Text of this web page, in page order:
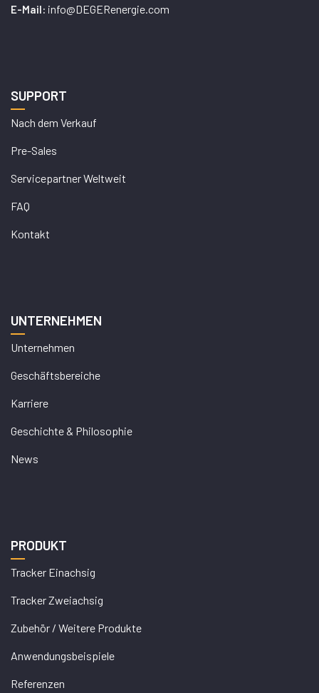
E-Mail: info@DEGERenergie.com
SUPPORT
Nach dem Verkauf
Pre-Sales
Servicepartner Weltweit
FAQ
Kontakt
UNTERNEHMEN
Unternehmen
Geschäftsbereiche
Karriere
Geschichte & Philosophie
News
PRODUKT
Tracker Einachsig
Tracker Zweiachsig
Zubehör / Weitere Produkte
Anwendungsbeispiele
Referenzen